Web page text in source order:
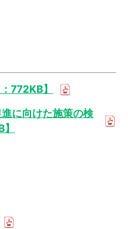
772KB】
に向けた施策の検